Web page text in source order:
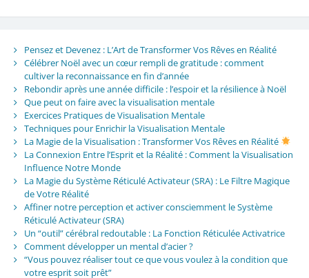
Pensez et Devenez : L’Art de Transformer Vos Rêves en Réalité
Célébrer Noël avec un cœur rempli de gratitude : comment
cultiver la reconnaissance en fin d’année
Rebondir après une année difficile : l’espoir et la résilience à Noël
Que peut on faire avec la visualisation mentale
Exercices Pratiques de Visualisation Mentale
Techniques pour Enrichir la Visualisation Mentale
La Magie de la Visualisation : Transformer Vos Rêves en Réalité
La Connexion Entre l’Esprit et la Réalité : Comment la Visualisation
Influence Notre Monde
La Magie du Système Réticulé Activateur (SRA) : Le Filtre Magique
de Votre Réalité
Affiner notre perception et activer consciemment le Système
Réticulé Activateur (SRA)
Un “outil” cérébral redoutable : La Fonction Réticulée Activatrice
Comment développer un mental d’acier ?
“Vous pouvez réaliser tout ce que vous voulez à la condition que
votre esprit soit prêt”